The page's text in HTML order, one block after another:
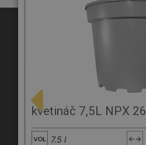
kvetináč 7,5L NPX 26
7.5 l